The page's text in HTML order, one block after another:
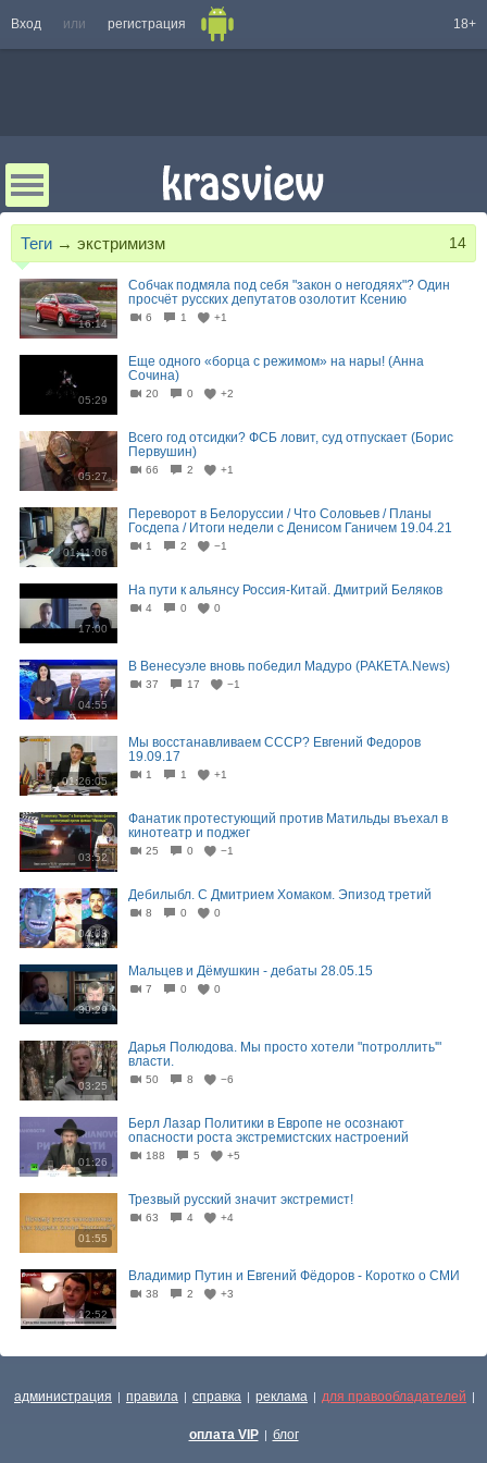
Вход или регистрация 18+
Теги → экстримизм 14
16:14
Собчак подмяла под себя "закон о негодяях"? Один
просчёт русских депутатов озолотит Ксению
6 1 +1
05:29
Еще одного «борца с режимом» на нары! (Анна
Сочина)
20 0 +2
05:27
Всего год отсидки? ФСБ ловит, суд отпускает (Борис
Первушин)
66 2 +1
01:11:06
Переворот в Белоруссии / Что Соловьев / Планы
Госдепа / Итоги недели с Денисом Ганичем 19.04.21
1 2 −1
17:00
На пути к альянсу Россия-Китай. Дмитрий Беляков
4 0 0
04:55
В Венесуэле вновь победил Мадуро (РАКЕТА.News)
37 17 −1
01:26:05
Мы восстанавливаем СССР? Евгений Федоров
19.09.17
1 1 +1
03:52
Фанатик протестующий против Матильды въехал в
кинотеатр и поджег
25 0 −1
04:08
Дебилыбл. С Дмитрием Хомаком. Эпизод третий
8 0 0
39:29
Мальцев и Дёмушкин - дебаты 28.05.15
7 0 0
03:25
Дарья Полюдова. Мы просто хотели "потроллить'"
власти.
50 8 −6
01:26
Берл Лазар Политики в Европе не осознают
опасности роста экстремистских настроений
188 5 +5
01:55
Трезвый русский значит экстремист!
63 4 +4
12:52
Владимир Путин и Евгений Фёдоров - Коротко о СМИ
38 2 +3
администрация | правила | справка | реклама | для правообладателей |
оплата VIP | блог